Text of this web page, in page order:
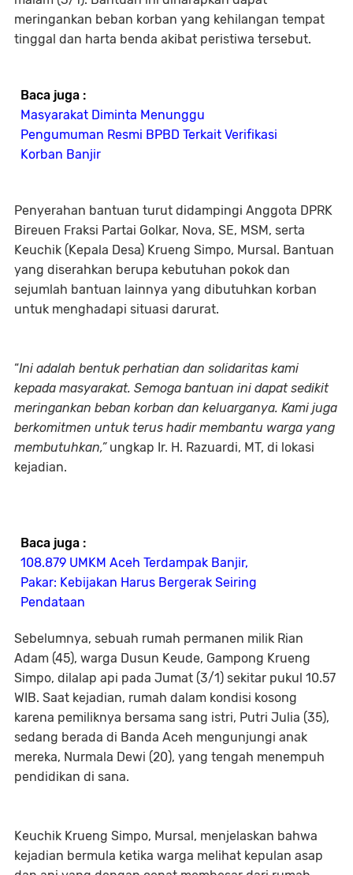
meringankan beban korban yang kehilangan tempat
tinggal dan harta benda akibat peristiwa tersebut.
Baca juga :
Masyarakat Diminta Menunggu
Pengumuman Resmi BPBD Terkait Verifikasi
Korban Banjir
Penyerahan bantuan turut didampingi Anggota DPRK
Bireuen Fraksi Partai Golkar, Nova, SE, MSM, serta
Keuchik (Kepala Desa) Krueng Simpo, Mursal. Bantuan
yang diserahkan berupa kebutuhan pokok dan
sejumlah bantuan lainnya yang dibutuhkan korban
untuk menghadapi situasi darurat.
“Ini adalah bentuk perhatian dan solidaritas kami
kepada masyarakat. Semoga bantuan ini dapat sedikit
meringankan beban korban dan keluarganya. Kami juga
berkomitmen untuk terus hadir membantu warga yang
membutuhkan,” ungkap Ir. H. Razuardi, MT, di lokasi
kejadian.
Baca juga :
108.879 UMKM Aceh Terdampak Banjir,
Pakar: Kebijakan Harus Bergerak Seiring
Pendataan
Sebelumnya, sebuah rumah permanen milik Rian
Adam (45), warga Dusun Keude, Gampong Krueng
Simpo, dilalap api pada Jumat (3/1) sekitar pukul 10.57
WIB. Saat kejadian, rumah dalam kondisi kosong
karena pemiliknya bersama sang istri, Putri Julia (35),
sedang berada di Banda Aceh mengunjungi anak
mereka, Nurmala Dewi (20), yang tengah menempuh
pendidikan di sana.
Keuchik Krueng Simpo, Mursal, menjelaskan bahwa
kejadian bermula ketika warga melihat kepulan asap